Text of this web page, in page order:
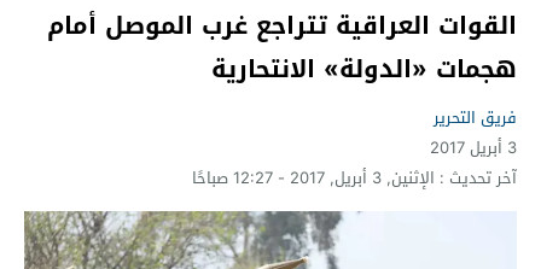
القوات العراقية تتراجع غرب الموصل أمام
هجمات «الدولة» الانتحارية
فريق التحرير
3 أبريل 2017
آخر تحديث : الإثنين, 3 أبريل, 2017 - 12:27 صباحًا